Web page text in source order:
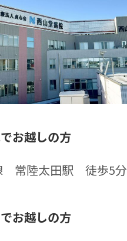
お越しの方
常陸太田駅 徒歩5分
お越しの方